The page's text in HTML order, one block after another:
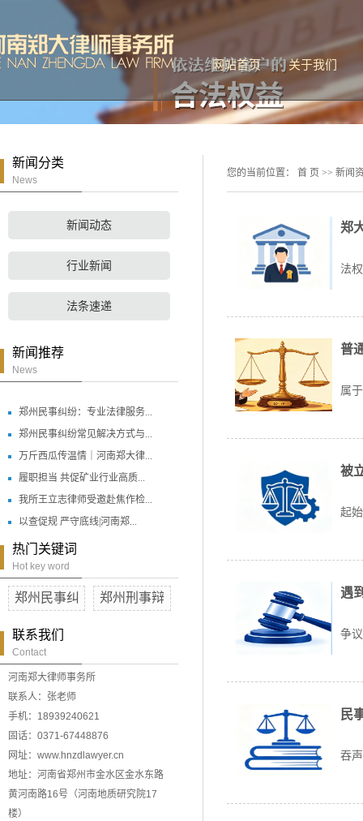
网站首页 关于我们
公司简介
联系我们
新闻分类
News
新闻动态
行业新闻
法条速递
新闻推荐
News
郑州民事纠纷：专业法律服务...
郑州民事纠纷常见解决方式与...
万斤西瓜传温情｜河南郑大律...
履职担当 共促矿业行业高质...
我所王立志律师受邀赴焦作检...
以查促规 严守底线|河南郑...
热门关键词
Hot key word
郑州民事纠 郑州刑事辩
联系我们
Contact
河南郑大律师事务所
联系人：张老师
手机：18939240621
固话：0371-67448876
网址：www.hnzdlawyer.cn
地址：河南省郑州市金水区金水东路
黄河南路16号（河南地质研究院17
楼）
您的当前位置： 首 页 >> 新闻
郑
法
普
属
被
起
遇
争
民
吞